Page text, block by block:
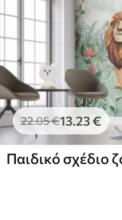
22.05€13.23€